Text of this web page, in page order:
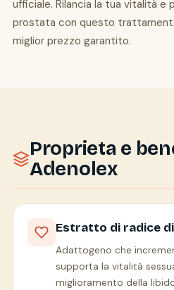
ufficiale. Rilancia la tua vitalità e
prostata con questo
miglior prezzo garantito.
Proprieta e
Adenolex
Estratto di radice
Adattogeno che
supporta la vitalità
miglioramento della